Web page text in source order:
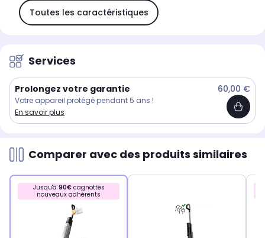
Toutes les caractéristiques
Services
Prolongez votre garantie 60,00 €
Votre appareil protégé pendant 5 ans !
En savoir plus
Comparer avec des produits similaires
Jusqu'à 90€cagnottés
nouveaux adhérents